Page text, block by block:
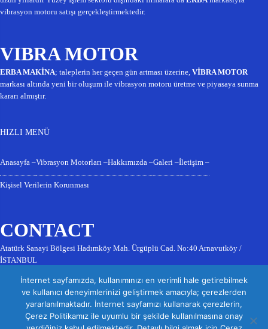
vibrasyon motoru satışı gerçekleştirmektedir.
VIBRA MOTOR
ERBA MAKİNA; taleplerin her geçen gün artması üzerine, VİBRA MOTOR
markası altında yeni bir oluşum ile vibrasyon motoru üretme ve piyasaya sunma
kararı almıştır.
HIZLI MENÜ
Anasayfa –Vibrasyon Motorları –Hakkımızda –Galeri –İletişim –
Kişisel Verilerin Korunması
CONTACT
Atatürk Sanayi Bölgesi Hadımköy Mah. Ürgüplü Cad. No:40 Arnavutköy /
İSTANBUL
0538 278 51 22
0531 932 60 54
info@vibramotor.com
İnternet sayfamızda, kullanımınızı en verimli hale getirebilmek
ve kullanıcı deneyimlerinizi geliştirmek amacıyla; çerezlerden
yararlanılmaktadır. İnternet sayfamızı kullanarak çerezlerin,
Çerez Politikamız ile uyumlu bir şekilde kullanılmasına onay